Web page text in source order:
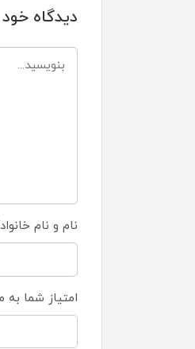
دیدگاه
نام و نام
امتیاز شما